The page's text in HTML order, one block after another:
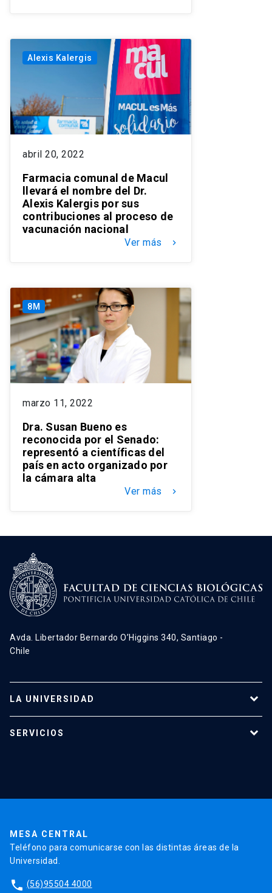
Alexis Kalergis
abril 20, 2022
Farmacia comunal de Macul
llevará el nombre del Dr.
Alexis Kalergis por sus
contribuciones al proceso de
vacunación nacional
Ver más keyboard_arrow_right
8M
marzo 11, 2022
Dra. Susan Bueno es
reconocida por el Senado:
representó a científicas del
país en acto organizado por
la cámara alta
Ver más keyboard_arrow_right
Avda. Libertador Bernardo O’Higgins 340, Santiago -
Chile
LA UNIVERSIDAD
Admisión
SERVICIOS
MESA CENTRAL
Teléfono para comunicarse con las distintas áreas de la
Universidad.
phone (56)95504 4000